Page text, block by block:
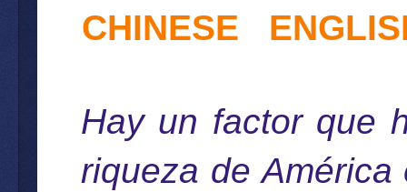
CHINESE
Hay un factor que
riqueza de